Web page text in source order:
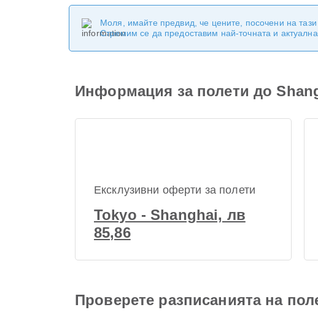
Моля, имайте предвид, че цените, посочени на
Стремим се да предоставим най-точната и
Информация за полети до
Ексклузивни оферти за полети
Tokyo - Shanghai, лв
85,86
Проверете разписанията на